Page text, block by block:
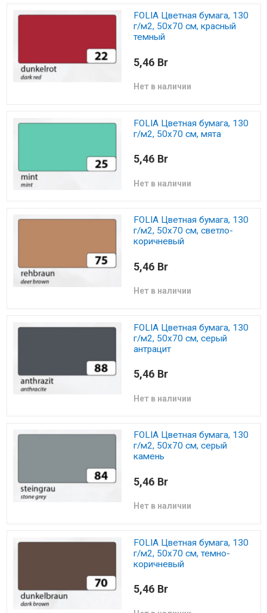
FOLIA Цветная бумага, 130
г/м2, 50х70 см, красный
темный
5,46 Br
Нет в наличии
FOLIA Цветная бумага, 130
г/м2, 50х70 см, мята
5,46 Br
Нет в наличии
FOLIA Цветная бумага, 130
г/м2, 50х70 см, светло-
коричневый
5,46 Br
Нет в наличии
FOLIA Цветная бумага, 130
г/м2, 50х70 см, серый
антрацит
5,46 Br
Нет в наличии
FOLIA Цветная бумага, 130
г/м2, 50х70 см, серый
камень
5,46 Br
Нет в наличии
FOLIA Цветная бумага, 130
г/м2, 50х70 см, темно-
коричневый
5,46 Br